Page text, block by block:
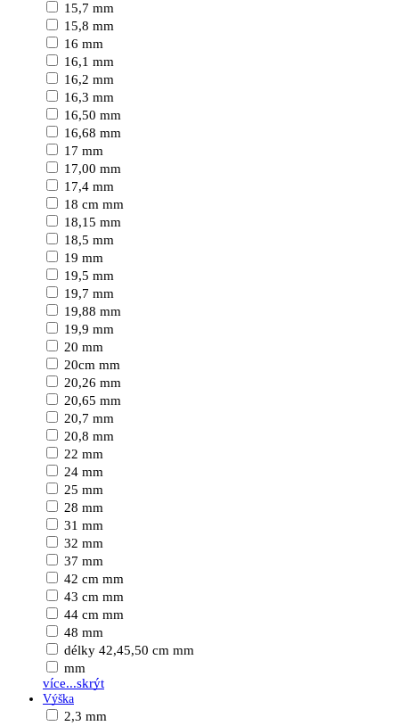
15,7 mm
15,8 mm
16 mm
16,1 mm
16,2 mm
16,3 mm
16,50 mm
16,68 mm
17 mm
17,00 mm
17,4 mm
18 cm mm
18,15 mm
18,5 mm
19 mm
19,5 mm
19,7 mm
19,88 mm
19,9 mm
20 mm
20cm mm
20,26 mm
20,65 mm
20,7 mm
20,8 mm
22 mm
24 mm
25 mm
28 mm
31 mm
32 mm
37 mm
42 cm mm
43 cm mm
44 cm mm
48 mm
délky 42,45,50 cm mm
mm
více...skrýt
Výška
2,3 mm